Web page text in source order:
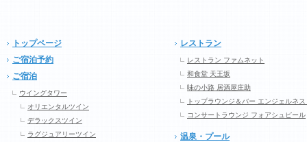
トップページ
ご宿泊予約
ご宿泊
ウイングタワー
オリエンタルツイン
デラックスツイン
ラグジュアリーツイン
レストラン
レストラン ファムネット
和食堂 天王坂
味の小路 居酒屋庄助
トップラウンジ＆バー エンジェルネス
コンサートラウンジ フォアシュピール
温泉・プール